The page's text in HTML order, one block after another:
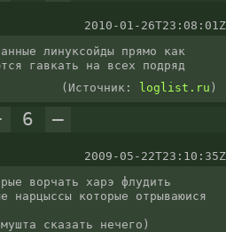
2010-01-26T23:08:01Z
линуксойды прямо как
гавкать на всех подряд
(Источник: loglist.ru )
6 –
2009-05-22T23:10:35Z
ворчать харэ флудить
нарцыссы которые отрываюися
сказать нечего)